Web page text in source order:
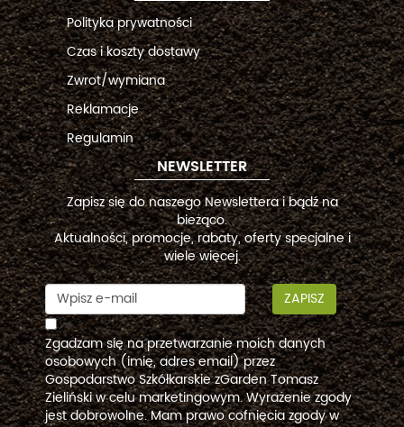
Polityka prywatności
Czas i koszty dostawy
Zwrot/wymiana
Reklamacje
Regulamin
NEWSLETTER
Zapisz się do naszego Newslettera i bądź na
bieżąco.
Aktualności, promocje, rabaty, oferty specjalne i
wiele więcej.
ZAPISZ
Zgadzam się na przetwarzanie moich danych
osobowych (imię, adres email) przez
Gospodarstwo Szkółkarskie zGarden Tomasz
Zieliński w celu marketingowym. Wyrażenie zgody
jest dobrowolne. Mam prawo cofnięcia zgody w